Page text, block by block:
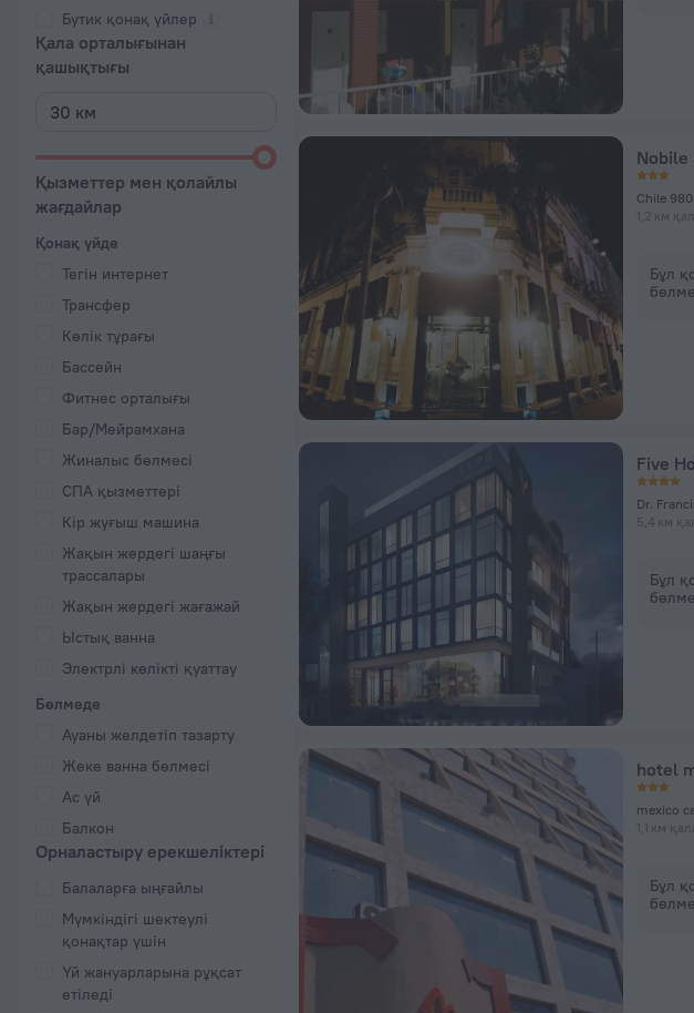
Бутик қонақ үйлер
Қала орталығынан
қашықтығы
Қызметтер мен қолайлы
жағдайлар
Қонақ үйде
Тегін интернет
Трансфер
Көлік тұрағы
Бассейн
Фитнес орталығы
Бар/Мейрамхана
Жиналыс бөлмесі
СПА қызметтері
Кір жуғыш машина
Жақын жердегі шаңғы
трассалары
Жақын жердегі жағажай
Ыстық ванна
Электрлі көлікті қуаттау
Бөлмеде
Ауаны желдетіп тазарту
Жеке ванна бөлмесі
Ас үй
Балкон
Орналастыру ерекшеліктері
Балаларға ыңғайлы
Мүмкіндігі шектеулі
қонақтар үшін
Үй жануарларына рұқсат
етіледі
Nobile
Chile
1,2 км
Бұл
бөлме
Five
Dr.
5,4 км
Бұл
бөлме
hotel
mexico
1,1 км
Бұл
бөлме